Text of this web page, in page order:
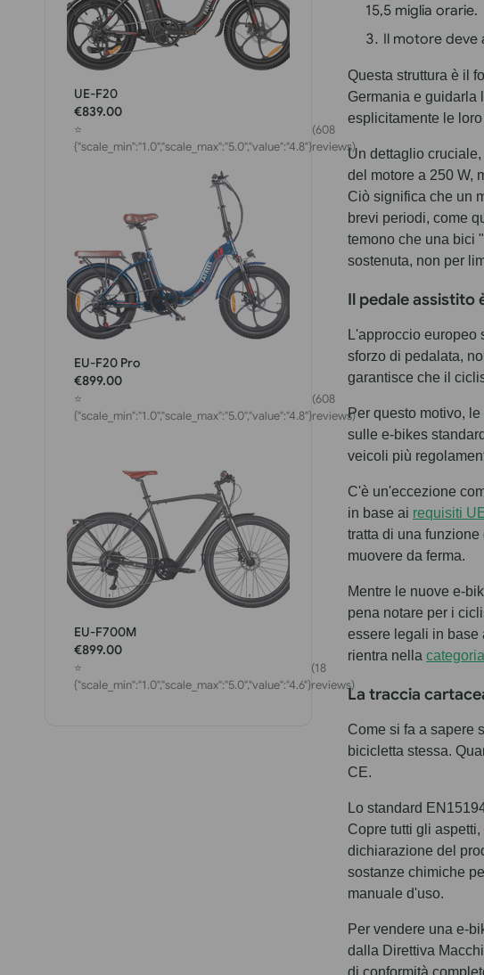
UE-F20
€839.00
⭐
{"scale_min":"1.0","scale_max":"5.0","value":"4.8"}
(608
reviews)
EU-F20 Pro
€899.00
⭐
{"scale_min":"1.0","scale_max":"5.0","value":"4.8"}
(608
reviews)
EU-F700M
€899.00
⭐
{"scale_min":"1.0","scale_max":"5.0","value":"4.6"}
(18
reviews)
15,5 miglia orarie.
Il motore deve
Questa struttura è il
Germania e guidarla
esplicitamente le
Un dettaglio
del motore a 250 W,
Ciò significa che un
brevi periodi, come
temono che una bici
sostenuta, non per
Il pedale assistito
L'approccio europeo
sforzo di pedalata,
garantisce che il
Per questo motivo,
sulle e-bikes
veicoli più
C'è un'eccezione
in base ai requisiti
tratta di una
muovere da ferma.
Mentre le nuove e-
pena notare per i
essere legali in base
rientra nella
La traccia
Come si fa a sapere
bicicletta stessa.
CE.
Lo standard
Copre tutti gli
dichiarazione del
sostanze chimiche
manuale d'uso.
Per vendere una e-
dalla Direttiva